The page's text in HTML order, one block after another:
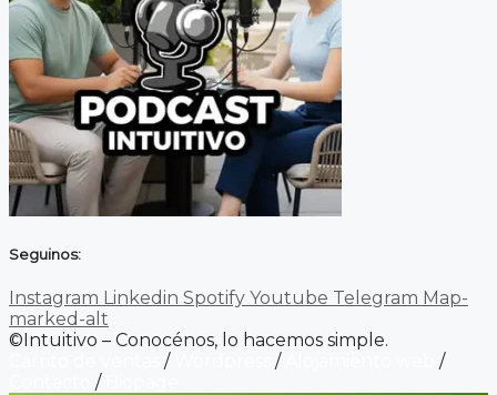
Seguinos:
Instagram Linkedin Spotify Youtube Telegram Map-
marked-alt
©Intuitivo – Conocénos, lo hacemos simple.
/ /
/
/